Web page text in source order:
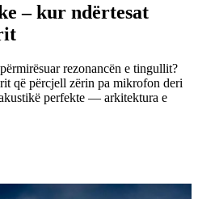
– kur ndërtesat
rezonancën e tingullit?
që përcjell zërin pa mikrofon deri
perfekte — arkitektura e